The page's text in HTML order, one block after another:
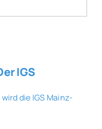
IGS
die IGS Mainz-